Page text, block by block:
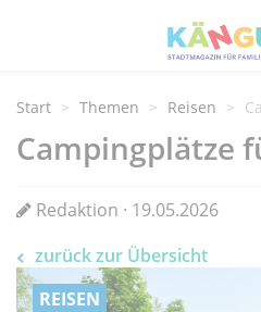
Start Themen Reisen
Campingplätze
Redaktion · 19.05.2026
zurück zur Übersicht
REISEN